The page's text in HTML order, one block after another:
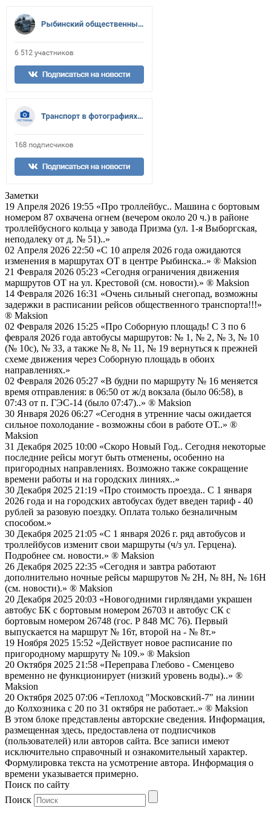
Заметки
19 Апреля 2026 19:55 «Про троллейбус.. Машина с бортовым
номером 87 охвачена огнем (вечером около 20 ч.) в районе
троллейбусного кольца у завода Призма (ул. 1-я Выборгская,
неподалеку от д. № 51)..»
02 Апреля 2026 22:50 «С 10 апреля 2026 года ожидаются
изменения в маршрутах ОТ в центре Рыбинска..» ® Maksion
21 Февраля 2026 05:23 «Сегодня ограничения движения
маршрутов ОТ на ул. Крестовой (см. новости).» ® Maksion
14 Февраля 2026 16:31 «Очень сильный снегопад, возможны
задержки в расписании рейсов общественного транспорта!!!»
® Maksion
02 Февраля 2026 15:25 «Про Соборную площадь! С 3 по 6
февраля 2026 года автобусы маршрутов: № 1, № 2, № 3, № 10
(№ 10с), № 33, а также № 8, № 11, № 19 вернуться к прежней
схеме движения через Соборную площадь в обоих
направлениях.»
02 Февраля 2026 05:27 «В будни по маршруту № 16 меняется
время отправления: в 06:50 от ж/д вокзала (было 06:58), в
07:43 от п. ГЭС-14 (было 07:47)..» ® Maksion
30 Января 2026 06:27 «Сегодня в утренние часы ожидается
сильное похолодание - возможны сбои в работе ОТ..» ®
Maksion
31 Декабря 2025 10:00 «Скоро Новый Год.. Сегодня некоторые
последние рейсы могут быть отменены, особенно на
пригородных направлениях. Возможно также сокращение
времени работы и на городских линиях..»
30 Декабря 2025 21:19 «Про стоимость проезда.. С 1 января
2026 года и на городских автобусах будет введен тариф - 40
рублей за разовую поездку. Оплата только безналичным
способом.»
30 Декабря 2025 21:05 «С 1 января 2026 г. ряд автобусов и
троллейбусов изменит свои маршруты (ч/з ул. Герцена).
Подробнее см. новости.» ® Maksion
26 Декабря 2025 22:35 «Сегодня и завтра работают
дополнительно ночные рейсы маршрутов № 2Н, № 8Н, № 16Н
(см. новости).» ® Maksion
20 Декабря 2025 20:03 «Новогодними гирляндами украшен
автобус БК с бортовым номером 26703 и автобус СК с
бортовым номером 26748 (гос. Р 848 МС 76). Первый
выпускается на маршрут № 16т, второй на - № 8т.»
19 Ноября 2025 15:52 «Действует новое расписание по
пригородному маршруту № 109.» ® Maksion
20 Октября 2025 21:58 «Переправа Глебово - Сменцево
временно не функционирует (низкий уровень воды)..» ®
Maksion
20 Октября 2025 07:06 «Теплоход "Московский-7" на линии
до Колхозника с 20 по 31 октября не работает..» ® Maksion
В этом блоке представлены авторские сведения. Информация,
размещенная здесь, предоставлена от подписчиков
(пользователей) или авторов сайта. Все записи имеют
исключительно справочный и ознакомительный характер.
Формулировка текста на усмотрение автора. Информация о
времени указывается примерно.
Поиск по сайту
Поиск